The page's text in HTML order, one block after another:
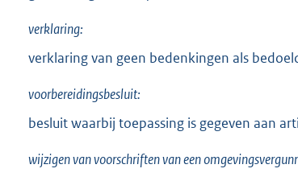
verklaring:
verklaring van geen bedenkingen als
voorbereidingsbesluit:
besluit waarbij toepassing is gegeven aan
wijzigen van voorschriften van een